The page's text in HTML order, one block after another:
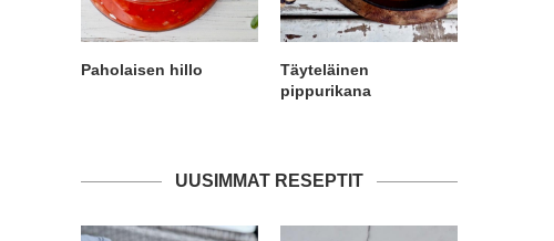
Paholaisen hillo
Täyteläinen
pippurikana
UUSIMMAT RESEPTIT